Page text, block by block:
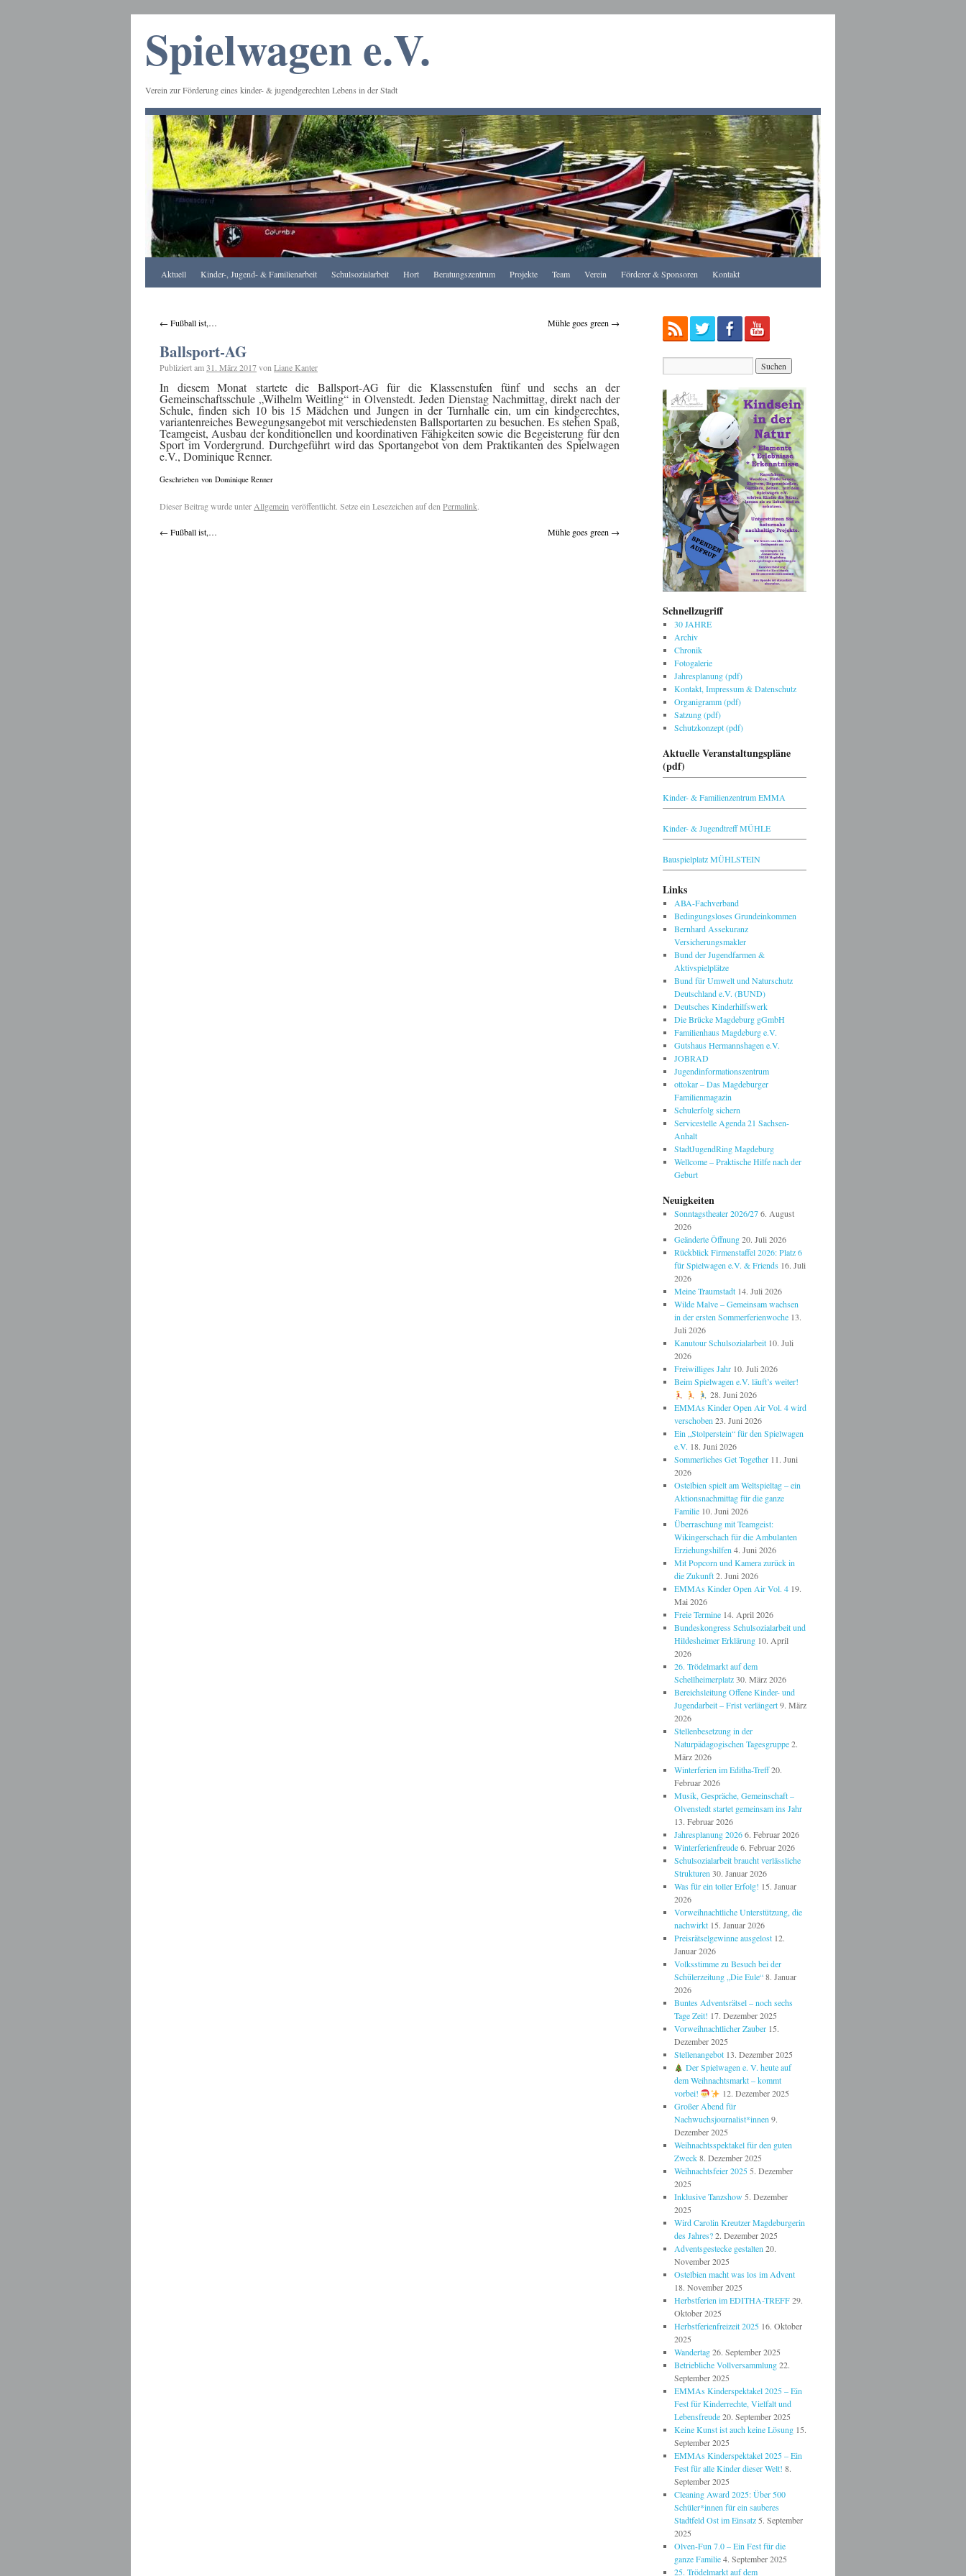
Spielwagen e.V.
Verein zur Förderung eines kinder- & jugendgerechten Lebens in der Stadt
Apotheke
Aktuell Kinder-, Jugend- & Familienarbeit Schulsozialarbeit Hort Beratungszentrum Projekte Team Verein Förderer & Sponsoren Kontakt
← Fußball ist,… Mühle goes green →
Ballsport-AG
Publiziert am31. März 2017von Liane Kanter
In diesem Monat startete die Ballsport-AG für die Klassenstufen fünf und sechs an der
Gemeinschaftsschule „Wilhelm Weitling“ in Olvenstedt. Jeden Dienstag Nachmittag, direkt nach der
Schule, finden sich 10 bis 15 Mädchen und Jungen in der Turnhalle ein, um ein kindgerechtes,
variantenreiches Bewegungsangebot mit verschiedensten Ballsportarten zu besuchen. Es stehen Spaß,
Teamgeist, Ausbau der konditionellen und koordinativen Fähigkeiten sowie die Begeisterung für den
Sport im Vordergrund. Durchgeführt wird das Sportangebot von dem Praktikanten des Spielwagen
e.V., Dominique Renner.
Geschrieben von Dominique Renner
Dieser Beitrag wurde unter Allgemein veröffentlicht. Setze ein Lesezeichen auf den Permalink.
← Fußball ist,… Mühle goes green →
Schnellzugriff
30 JAHRE
Archiv
Chronik
Fotogalerie
Jahresplanung (pdf)
Kontakt, Impressum & Datenschutz
Organigramm (pdf)
Satzung (pdf)
Schutzkonzept (pdf)
Aktuelle Veranstaltungspläne
(pdf)
Kinder- & Familienzentrum EMMA
Kinder- & Jugendtreff MÜHLE
Bauspielplatz MÜHLSTEIN
Links
ABA-Fachverband
Bedingungsloses Grundeinkommen
Bernhard Assekuranz
Versicherungsmakler
Bund der Jugendfarmen &
Aktivspielplätze
Bund für Umwelt und Naturschutz
Deutschland e.V. (BUND)
Deutsches Kinderhilfswerk
Die Brücke Magdeburg gGmbH
Familienhaus Magdeburg e.V.
Gutshaus Hermannshagen e.V.
JOBRAD
Jugendinformationszentrum
ottokar – Das Magdeburger
Familienmagazin
Schulerfolg sichern
Servicestelle Agenda 21 Sachsen-
Anhalt
StadtJugendRing Magdeburg
Wellcome – Praktische Hilfe nach der
Geburt
Neuigkeiten
Sonntagstheater 2026/27 6. August
2026
Geänderte Öffnung 20. Juli 2026
Rückblick Firmenstaffel 2026: Platz 6
für Spielwagen e.V. & Friends 16. Juli
2026
Meine Traumstadt 14. Juli 2026
Wilde Malve – Gemeinsam wachsen
in der ersten Sommerferienwoche 13.
Juli 2026
Kanutour Schulsozialarbeit 10. Juli
2026
Freiwilliges Jahr 10. Juli 2026
Beim Spielwagen e.V. läuft’s weiter!
28. Juni 2026
EMMAs Kinder Open Air Vol. 4 wird
verschoben 23. Juni 2026
Ein „Stolperstein“ für den Spielwagen
e.V. 18. Juni 2026
Sommerliches Get Together 11. Juni
2026
Ostelbien spielt am Weltspieltag – ein
Aktionsnachmittag für die ganze
Familie 10. Juni 2026
Überraschung mit Teamgeist:
Wikingerschach für die Ambulanten
Erziehungshilfen 4. Juni 2026
Mit Popcorn und Kamera zurück in
die Zukunft 2. Juni 2026
EMMAs Kinder Open Air Vol. 4 19.
Mai 2026
Freie Termine 14. April 2026
Bundeskongress Schulsozialarbeit und
Hildesheimer Erklärung 10. April
2026
26. Trödelmarkt auf dem
Schellheimerplatz 30. März 2026
Bereichsleitung Offene Kinder- und
Jugendarbeit – Frist verlängert 9. März
2026
Stellenbesetzung in der
Naturpädagogischen Tagesgruppe 2.
März 2026
Winterferien im Editha-Treff 20.
Februar 2026
Musik, Gespräche, Gemeinschaft –
Olvenstedt startet gemeinsam ins Jahr
13. Februar 2026
Jahresplanung 2026 6. Februar 2026
Winterferienfreude 6. Februar 2026
Schulsozialarbeit braucht verlässliche
Strukturen 30. Januar 2026
Was für ein toller Erfolg! 15. Januar
2026
Vorweihnachtliche Unterstützung, die
nachwirkt 15. Januar 2026
Preisrätselgewinne ausgelost 12.
Januar 2026
Volksstimme zu Besuch bei der
Schülerzeitung „Die Eule“ 8. Januar
2026
Buntes Adventsrätsel – noch sechs
Tage Zeit! 17. Dezember 2025
Vorweihnachtlicher Zauber 15.
Dezember 2025
Stellenangebot 13. Dezember 2025
Der Spielwagen e. V. heute auf
dem Weihnachtsmarkt – kommt
vorbei!
12. Dezember 2025
Großer Abend für
Nachwuchsjournalist*innen 9.
Dezember 2025
Weihnachtsspektakel für den guten
Zweck 8. Dezember 2025
Weihnachtsfeier 2025 5. Dezember
2025
Inklusive Tanzshow 5. Dezember
2025
Wird Carolin Kreutzer Magdeburgerin
des Jahres? 2. Dezember 2025
Adventsgestecke gestalten 20.
November 2025
Ostelbien macht was los im Advent
18. November 2025
Herbstferien im EDITHA-TREFF 29.
Oktober 2025
Herbstferienfreizeit 2025 16. Oktober
2025
Wandertag 26. September 2025
Betriebliche Vollversammlung 22.
September 2025
EMMAs Kinderspektakel 2025 – Ein
Fest für Kinderrechte, Vielfalt und
Lebensfreude 20. September 2025
Keine Kunst ist auch keine Lösung 15.
September 2025
EMMAs Kinderspektakel 2025 – Ein
Fest für alle Kinder dieser Welt! 8.
September 2025
Cleaning Award 2025: Über 500
Schüler*innen für ein sauberes
Stadtfeld Ost im Einsatz 5. September
2025
Olven-Fun 7.0 – Ein Fest für die
ganze Familie 4. September 2025
25. Trödelmarkt auf dem